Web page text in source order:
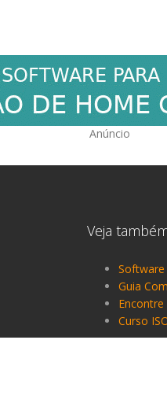
Anúncio
Veja
Software
Guia
Curso